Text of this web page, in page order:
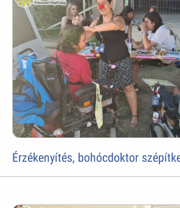
Érzékenyítés, bohócdoktor